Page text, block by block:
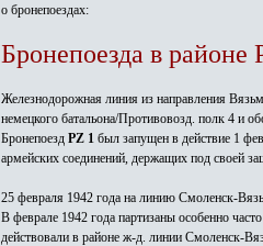
о бронепоездах:
Бронепоезда в районе
Железнодорожная линия из направления
немецкого батальона/Противовозд. полк 4 и
Бронепоезд PZ 1был запущен в действие 1
армейских соединений, держащих под своей
25 февраля 1942 года на линию Смоленск-
В феврале 1942 года партизаны особенно
действовали в районе ж-д. линии Смоленск-